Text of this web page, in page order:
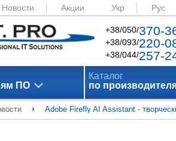
Новости Акции Укр Рус
+38/050/370-
+38/093/220-
+38/044/257-
ПО
Каталог
по
› Adobe Firefly AI Assistant -